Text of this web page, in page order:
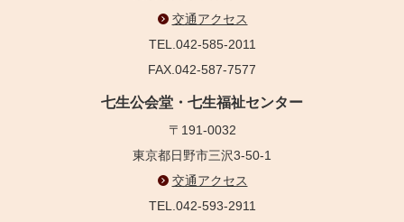
交通アクセス
TEL.042-585-2011
FAX.042-587-7577
七生公会堂・七生福祉センター
〒191-0032
東京都日野市三沢3-50-1
交通アクセス
TEL.042-593-2911